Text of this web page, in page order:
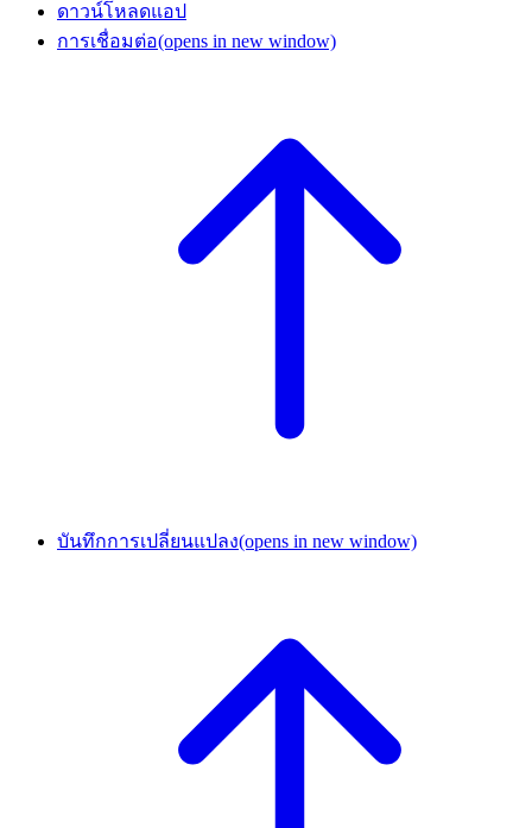
ดาวน์โหลดแอป
การเชื่อมต่อ(opens in new window)
บันทึกการเปลี่ยนแปลง(opens in new window)